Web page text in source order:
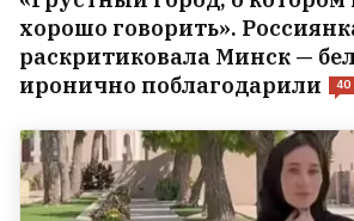
хорошо говорить».
раскритиковала Минск —
иронично поблагодарили
40